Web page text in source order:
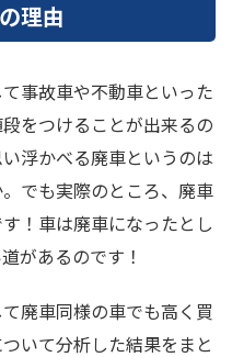
理由
事故車や不動車といった
をつけることが出来るの
浮かべる廃車というのは
でも実際のところ、廃車
！車は廃車になったとし
があるのです！
廃車同様の車でも高く買
いて分析した結果をまと